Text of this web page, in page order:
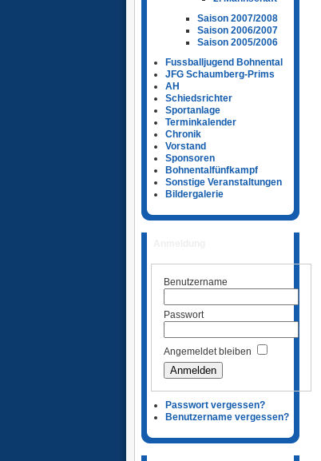
Saison 2007/2008
Saison 2006/2007
Saison 2005/2006
Fussballjugend Bohnental
JFG Schaumberg-Prims
AH
Schiedsrichter
Sportanlage
Terminkalender
Chronik
Vorstand
Sponsoren
Bohnentalfünfkampf
Sonstige Veranstaltungen
Bildergalerie
Benutzername
Passwort
Angemeldet bleiben
Passwort vergessen?
Benutzername vergessen?